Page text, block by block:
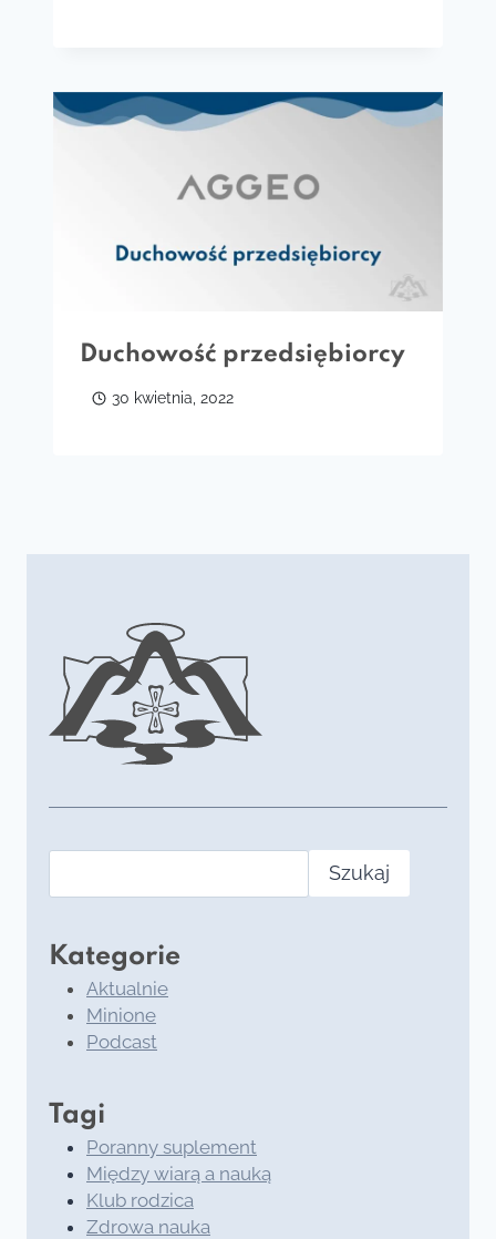
Duchowość przedsiębiorcy
30 kwietnia, 2022
Szukaj
Kategorie
Aktualnie
Minione
Podcast
Tagi
Poranny suplement
Między wiarą a nauką
Klub rodzica
Zdrowa nauka